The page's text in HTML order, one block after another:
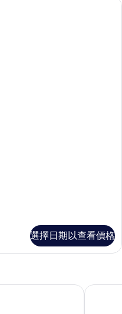
選擇日期以查看價格
塞維利